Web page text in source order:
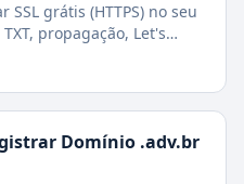
grátis (HTTPS) no seu
propagação, Let's
Domínio .adv.br